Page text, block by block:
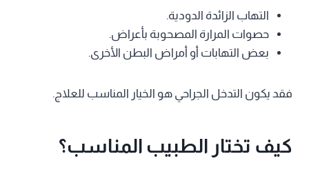
التهاب الزائدة الدودية.
حصوات المرارة المصحوبة بأعراض.
بعض التهابات أو أمراض البطن الأخرى.
فقد يكون التدخل الجراحي هو الخيار المناسب للعلاج.
كيف تختار الطبيب المناسب؟